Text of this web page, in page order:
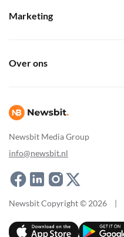
Newsbit Media Group
info@newsbit.nl
Marketing
Over ons
Newsbit Copyright © 2026 |